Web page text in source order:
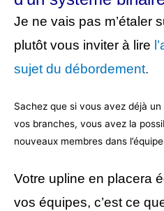
Je ne vais pas m’étaler
plutôt vous inviter à lire
sujet du débordement.
Sachez que si vous avez déjà
vos branches, vous avez la
nouveaux membres dans
Votre upline en placera
vos équipes, c’est ce